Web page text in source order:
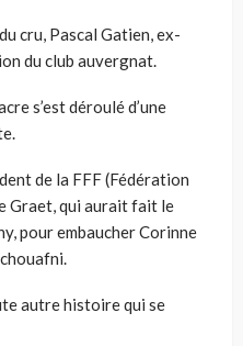
cru, Pascal Gatien, ex-
du club auvergnat.
s’est déroulé d’une
de la FFF (Fédération
Graet, qui aurait fait le
pour embaucher Corinne
autre histoire qui se